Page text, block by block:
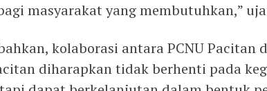
masyarakat yang membutuhkan,”
kolaborasi antara PCNU Pacitan
diharapkan tidak berhenti pada